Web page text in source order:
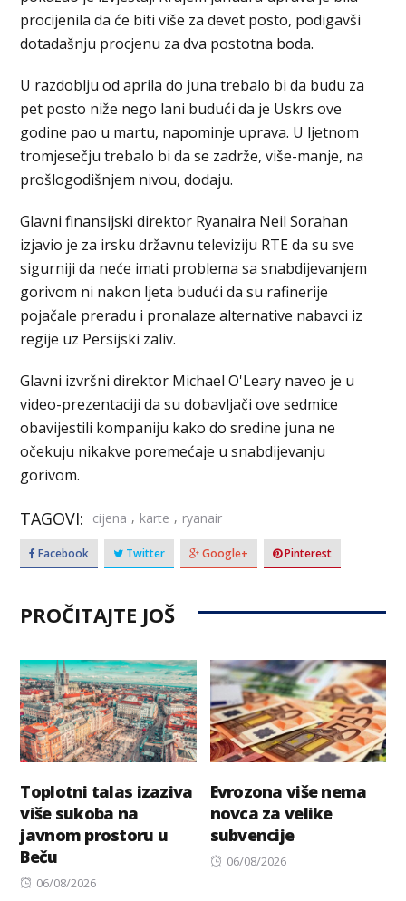
procijenila da će biti više za devet posto, podigavši
dotadašnju procjenu za dva postotna boda.
U razdoblju od aprila do juna trebalo bi da budu za
pet posto niže nego lani budući da je Uskrs ove
godine pao u martu, napominje uprava. U ljetnom
tromjesečju trebalo bi da se zadrže, više-manje, na
prošlogodišnjem nivou, dodaju.
Glavni finansijski direktor Ryanaira Neil Sorahan
izjavio je za irsku državnu televiziju RTE da su sve
sigurniji da neće imati problema sa snabdijevanjem
gorivom ni nakon ljeta budući da su rafinerije
pojačale preradu i pronalaze alternative nabavci iz
regije uz Persijski zaliv.
Glavni izvršni direktor Michael O'Leary naveo je u
video-prezentaciji da su dobavljači ove sedmice
obavijestili kompaniju kako do sredine juna ne
očekuju nikakve poremećaje u snabdijevanju
gorivom.
TAGOVI: cijena , karte , ryanair
Facebook Twitter Google+ Pinterest
PROČITAJTE JOŠ
Toplotni talas izaziva
više sukoba na
javnom prostoru u
Beču
Posted
06/08/2026
Evrozona više nema
novca za velike
subvencije
Posted
06/08/2026